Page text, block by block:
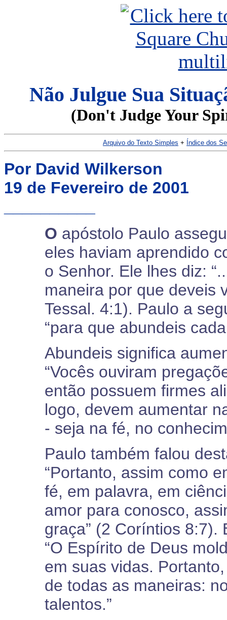
Não Julgue Sua
(Don't Judge Your
Arquivo do Texto Simples + Índice dos
Por David Wilkerson
19 de Fevereiro de 2001
O apóstolo Paulo
eles haviam aprendido
o Senhor. Ele lhes diz:
maneira por que deveis
Tessal. 4:1). Paulo a
“para que abundeis
Abundeis significa
“Vocês ouviram
então possuem firmes
logo, devem aumentar
- seja na fé, no
Paulo também falou
“Portanto, assim como
fé, em palavra, em
amor para conosco,
graça” (2 Coríntios 8:7).
“O Espírito de Deus
em suas vidas.
de todas as maneiras:
talentos.”